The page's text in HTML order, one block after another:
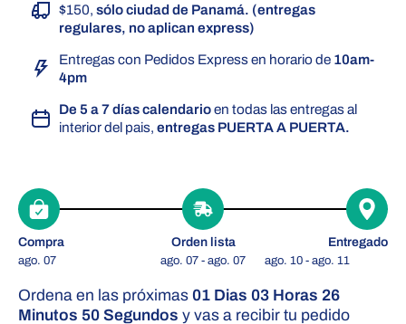
$150, sólo ciudad de Panamá. (entregas
regulares, no aplican express)
Entregas con Pedidos Express en horario de 10am-
4pm
De 5 a 7 días calendarioen todas las entregas al
interior del pais, entregas PUERTA A PUERTA.
Compra
ago. 07
Orden lista
ago. 07 - ago. 07
Entregado
ago. 10 - ago. 11
Ordena en las próximas 01 Dias 03 Horas 26
Minutos 50 Segundos y vas a recibir tu pedido